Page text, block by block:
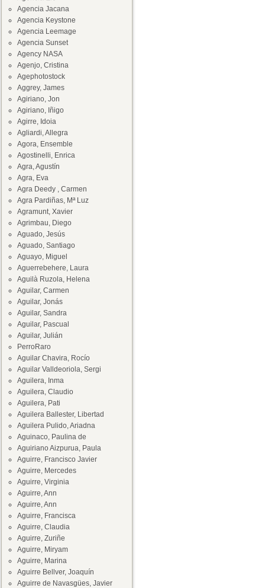
Agencia Jacana
Agencia Keystone
Agencia Leemage
Agencia Sunset
Agency NASA
Agenjo, Cristina
Agephotostock
Aggrey, James
Agiriano, Jon
Agiriano, Iñigo
Agirre, Idoia
Agliardi, Allegra
Agora, Ensemble
Agostinelli, Enrica
Agra, Agustín
Agra, Eva
Agra Deedy , Carmen
Agra Pardiñas, Mª Luz
Agramunt, Xavier
Agrimbau, Diego
Aguado, Jesús
Aguado, Santiago
Aguayo, Miguel
Aguerrebehere, Laura
Aguilà Ruzola, Helena
Aguilar, Carmen
Aguilar, Jonás
Aguilar, Sandra
Aguilar, Pascual
Aguilar, Julián
PerroRaro
Aguilar Chavira, Rocío
Aguilar Valldeoriola, Sergi
Aguilera, Inma
Aguilera, Claudio
Aguilera, Pati
Aguilera Ballester, Libertad
Aguilera Pulido, Ariadna
Aguinaco, Paulina de
Aguiriano Aizpurua, Paula
Aguirre, Francisco Javier
Aguirre, Mercedes
Aguirre, Virginia
Aguirre, Ann
Aguirre, Ann
Aguirre, Francisca
Aguirre, Claudia
Aguirre, Zuriñe
Aguirre, Miryam
Aguirre, Marina
Aguirre Bellver, Joaquín
Aguirre de Navasgües, Javier